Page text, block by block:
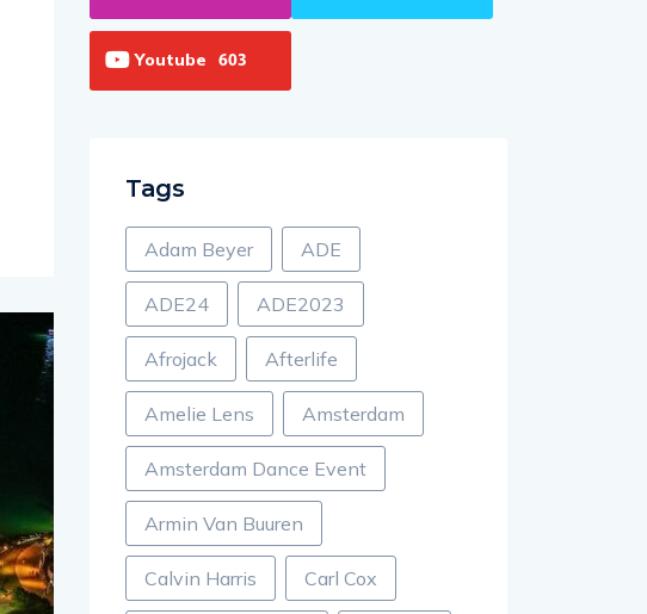
Youtube 603
Tags
Adam Beyer ADE
ADE24 ADE2023
Afrojack Afterlife
Amelie Lens Amsterdam
Amsterdam Dance Event
Armin Van Buuren
Calvin Harris Carl Cox